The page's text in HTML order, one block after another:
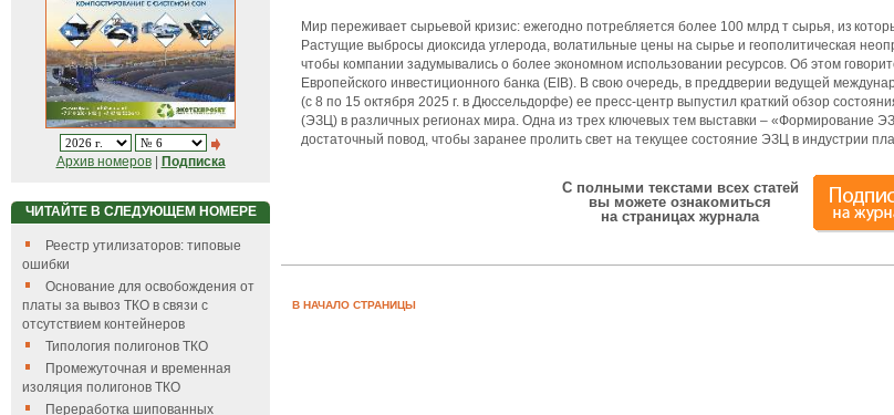
Архив номеров| Подписка
ЧИТАЙТЕ В СЛЕДУЮЩЕМ НОМЕРЕ
Реестр утилизаторов: типовые
ошибки
Основание для освобождения от
платы за вывоз ТКО в связи с
отсутствием контейнеров
Типология полигонов ТКО
Промежуточная и временная
изоляция полигонов ТКО
Переработка шипованных
Мир переживает сырьевой кризис: ежегодно потребляется более 100 млрд т сырья, из
Растущие выбросы диоксида углерода, волатильные цены на сырье и геополитическая
чтобы компании задумывались о более экономном использовании ресурсов. Об этом
Европейского инвестиционного банка (EIB). В свою очередь, в преддверии ведущей
(с 8 по 15 октября 2025 г. в Дюссельдорфе) ее пресс-центр выпустил краткий обзор
(ЭЗЦ) в различных регионах мира. Одна из трех ключевых тем выставки – «Формирование
достаточный повод, чтобы заранее пролить свет на текущее состояние ЭЗЦ в индустрии
С полными текстами всех статей
вы можете ознакомиться
на страницах журнала
В НАЧАЛО СТРАНИЦЫ